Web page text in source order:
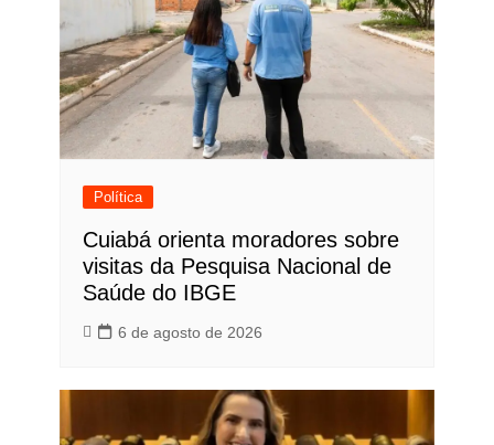
Política
Cuiabá orienta moradores sobre
visitas da Pesquisa Nacional de
Saúde do IBGE
6 de agosto de 2026